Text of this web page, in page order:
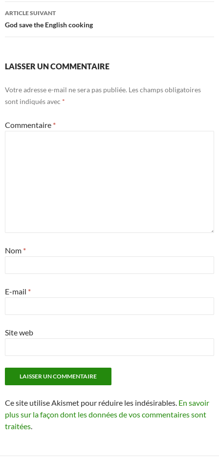
articles
ARTICLE SUIVANT
God save the English cooking
LAISSER UN COMMENTAIRE
Votre adresse e-mail ne sera pas publiée. Les champs obligatoires
sont indiqués avec *
Commentaire *
Nom *
E-mail *
Site web
Ce site utilise Akismet pour réduire les indésirables. En savoir
plus sur la façon dont les données de vos commentaires sont
traitées.